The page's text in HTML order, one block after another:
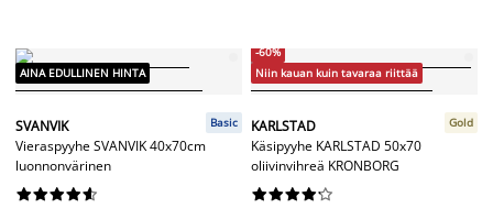
AINA EDULLINEN HINTA
SVANVIK
Vieraspyyhe SVANVIK 40x70cm
luonnonvärinen
Basic






-60%
Niin kauan kuin tavaraa riittää
KARLSTAD
Käsipyyhe KARLSTAD 50x70
oliivinvihreä KRONBORG
Gold





